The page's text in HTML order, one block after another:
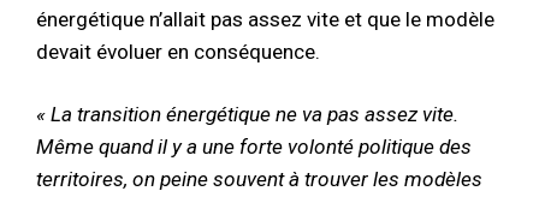
énergétique n’allait pas assez vite et que le modèle
devait évoluer en conséquence.
« La transition énergétique ne va pas assez vite.
Même quand il y a une forte volonté politique des
territoires, on peine souvent à trouver les modèles